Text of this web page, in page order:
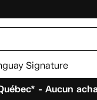
Signature
- Aucun